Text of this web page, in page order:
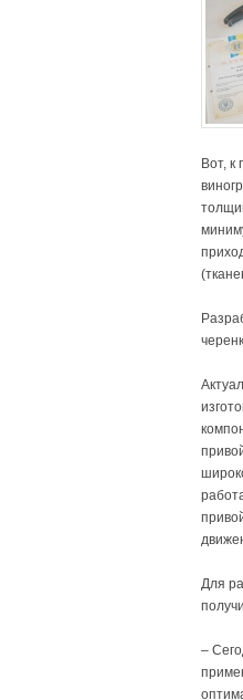
Вот, к
Для
–